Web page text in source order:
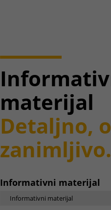
materijal
Detaljno,
zanimljivo.
Informativni materijal
Informativni materijal